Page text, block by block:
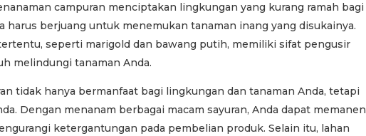
campuran menciptakan lingkungan yang kurang ramah bagi
harus berjuang untuk menemukan tanaman inang yang disukainya.
seperti marigold dan bawang putih, memiliki sifat pengusir
melindungi tanaman Anda.
tidak hanya bermanfaat bagi lingkungan dan tanaman Anda, tetapi
Dengan menanam berbagai macam sayuran, Anda dapat memanen
ketergantungan pada pembelian produk. Selain itu, lahan